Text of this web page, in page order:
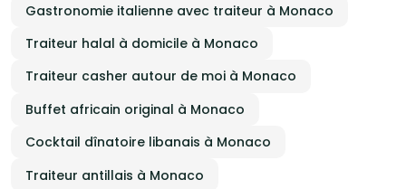
Gastronomie italienne avec traiteur à Monaco
Traiteur halal à domicile à Monaco
Traiteur casher autour de moi à Monaco
Buffet africain original à Monaco
Cocktail dînatoire libanais à Monaco
Traiteur antillais à Monaco